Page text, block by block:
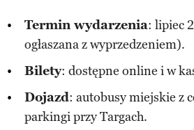
Termin wydarzenia: lipiec
ogłaszana z wyprzedzeniem).
Bilety: dostępne online i w
Dojazd: autobusy miejskie z
parkingi przy Targach.